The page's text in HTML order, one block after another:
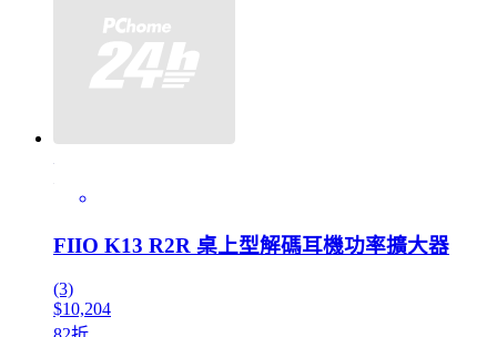
FIIO K13 R2R 桌上型解碼耳機功率擴大器
(3)
$10,204